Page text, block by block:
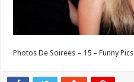
Photos De Soirees – 15 – Funny Pics